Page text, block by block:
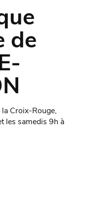
de
Croix-Rouge,
les samedis 9h à